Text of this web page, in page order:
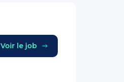
Voir le job